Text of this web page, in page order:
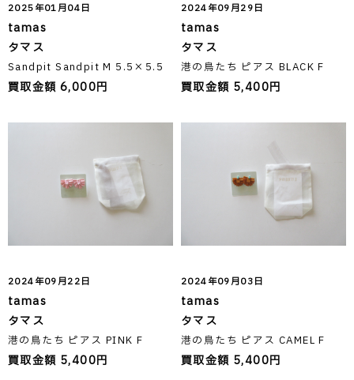
2025年01月04日
tamas
タマス
Sandpit Sandpit M 5.5×5.5
買取金額 6,000円
2024年09月29日
tamas
タマス
港の鳥たち ピアス BLACK F
買取金額 5,400円
2024年09月22日
tamas
タマス
港の鳥たち ピアス PINK F
買取金額 5,400円
2024年09月03日
tamas
タマス
港の鳥たち ピアス CAMEL F
買取金額 5,400円